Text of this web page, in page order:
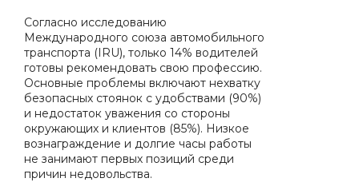
Согласно исследованию
Международного союза автомобильного
транспорта (IRU), только 14% водителей
готовы рекомендовать свою профессию.
Основные проблемы включают нехватку
безопасных стоянок с удобствами (90%)
и недостаток уважения со стороны
окружающих и клиентов (85%). Низкое
вознаграждение и долгие часы работы
не занимают первых позиций среди
причин недовольства.